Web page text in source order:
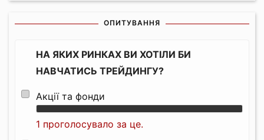
ОПИТУВАННЯ
НА ЯКИХ РИНКАХ ВИ ХОТІЛИ БИ
НАВЧАТИСЬ ТРЕЙДИНГУ?
Акції та фонди
1 проголосувало за це.